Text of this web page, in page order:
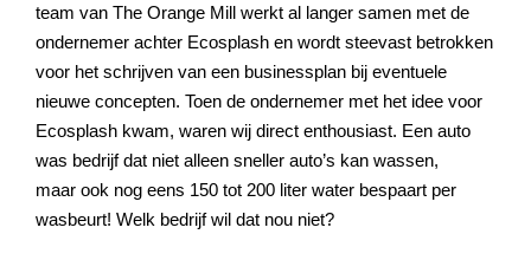
team van The Orange Mill werkt al langer samen met de
ondernemer achter Ecosplash en wordt steevast betrokken
voor het schrijven van een businessplan bij eventuele
nieuwe concepten. Toen de ondernemer met het idee voor
Ecosplash kwam, waren wij direct enthousiast. Een auto
was bedrijf dat niet alleen sneller auto’s kan wassen,
maar ook nog eens 150 tot 200 liter water bespaart per
wasbeurt! Welk bedrijf wil dat nou niet?